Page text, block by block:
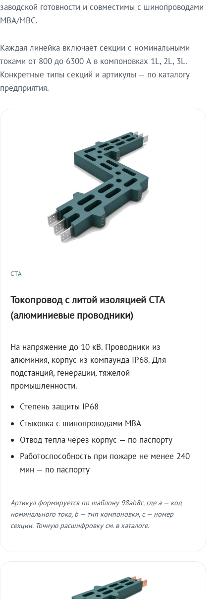
заводской готовности и совместимы с шинопроводами
МВА/МВС.
Каждая линейка включает секции с номинальными
токами от 800 до 6300 А в компоновках 1L, 2L, 3L.
Конкретные типы секций и артикулы — по каталогу
предприятия.
СТА
Токопровод с литой изоляцией СТА
(алюминиевые проводники)
На напряжение до 10 кВ. Проводники из
алюминия, корпус из компаунда IP68. Для
подстанций, генерации, тяжёлой
промышленности.
Степень защиты IP68
Стыковка с шинопроводами МВА
Отвод тепла через корпус — по паспорту
Работоспособность при пожаре не менее 240
мин — по паспорту
Артикул формируется по шаблону 98ab8c, где a — код
номинального тока, b — тип компоновки, c — номер
секции. Точную расшифровку см. в каталоге.